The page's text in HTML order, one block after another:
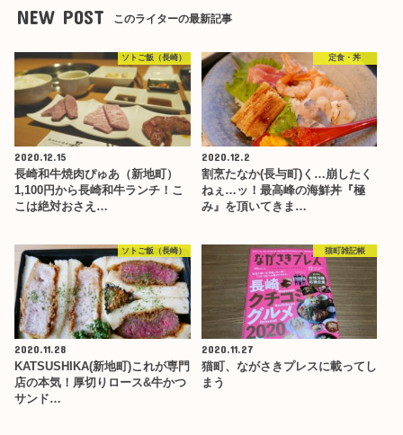
NEW POST このライターの最新記事
ソトご飯（長崎）
2020.12.15
長崎和牛焼肉ぴゅあ（新地町）
1,100円から長崎和牛ランチ！こ
こは絶対おさえ…
定食・丼
2020.12.2
割烹たなか(長与町)く…崩したく
ねぇ…ッ！最高峰の海鮮丼『極
み』を頂いてきま…
ソトご飯（長崎）
2020.11.28
KATSUSHIKA(新地町)これが専門
店の本気！厚切りロース&牛かつ
サンド…
猫町雑記帳
2020.11.27
猫町、ながさきプレスに載ってし
まう